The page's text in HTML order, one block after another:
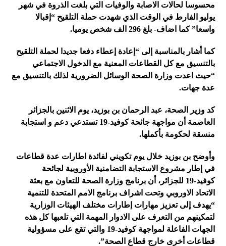
محسوسا لحالات الاصابة والوفيات التي بلغت الذروة في شهر
يوليو الفارط في الوقت الذي شهدت حملة التلقيح “إقبالا
واسعا” كما اضاف- بلغ 296 الف شخص يوميا.
كما أشار بالمناسبة إلى “إعادة إعطاء دفعا جديدا لحملة التلقيح
بالتنسيق مع كل القطاعات المعنية مع الدخول الاجتماعي
“حيث اعدت وزارة الصحة الوسائل الضرورية لذلك بالتنسيق مع
عدة جهات.
كد وزير الصحة، عبد الرحمان بن بوزيد، يوم الاثنين بالجزائر
العاصمة أن مواجهة جائحة كوفيد-19 تستدعي دعم و استجابة
منسقة لحكومة بأكملها.
وأوضح بن بوزيد خلال يوم تكويني لفائدة اطارات عدة قطاعات
في إطار مشروع الاستجابة التضامنية الأوروبية لجائحة
كوفيد-19 للجزائر، أن برنامج وزارة الصحة للتعاون مع بعثة
الاتحاد الاوروبي وتحت اشراف برنامج الامم المتحدة للتنمية
“يهدف إلى تعزيز مهارات إطارات مختلف الهيئات الوزارية
لتمكينهم من التعرف على الادوار المهمة التي تلعبها كل هذه
الجهات الفاعلة لمواجهة كوفيد-19 والتي تقع على مسؤولية
قطاعات أخرى خارج قطاع الصحة”.